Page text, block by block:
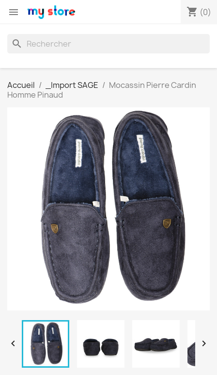
 shopping_cart (0)
search
Accueil _Import SAGE
Mocassin Pierre Cardin
Homme Pinaud
 